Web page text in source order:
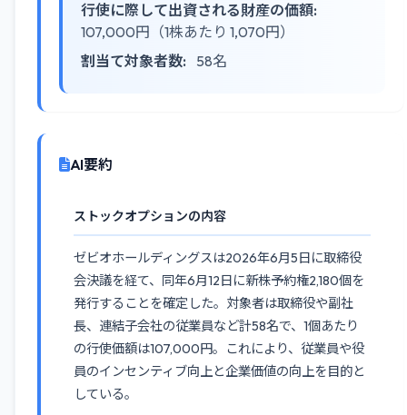
行使に際して出資される財産の価額:
107,000円（1株あたり 1,070円）
割当て対象者数:
58名
AI要約
ストックオプションの内容
ゼビオホールディングスは2026年6月5日に取締役
会決議を経て、同年6月12日に新株予約権2,180個を
発行することを確定した。対象者は取締役や副社
長、連結子会社の従業員など計58名で、1個あたり
の行使価額は107,000円。これにより、従業員や役
員のインセンティブ向上と企業価値の向上を目的と
している。